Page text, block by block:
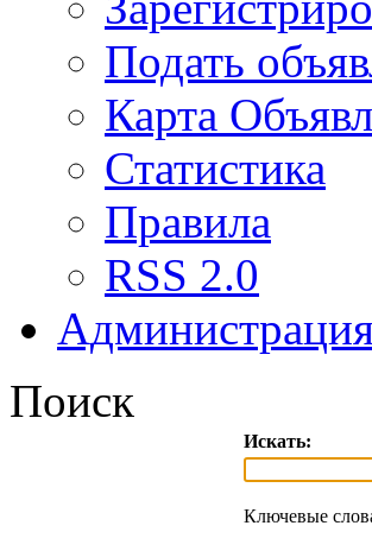
Подать
Карта
Статистика
Правила
RSS 2.0
Поиск
Искать:
Ключевые